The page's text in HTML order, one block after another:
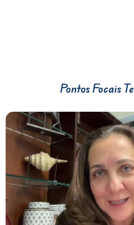
Pontos Focais